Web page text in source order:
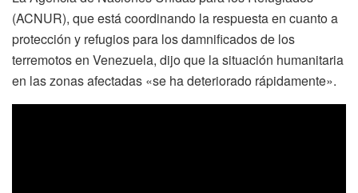
(ACNUR), que está coordinando la respuesta en cuanto a
protección y refugios para los damnificados de los
terremotos en Venezuela, dijo que la situación humanitaria
en las zonas afectadas «se ha deteriorado rápidamente».